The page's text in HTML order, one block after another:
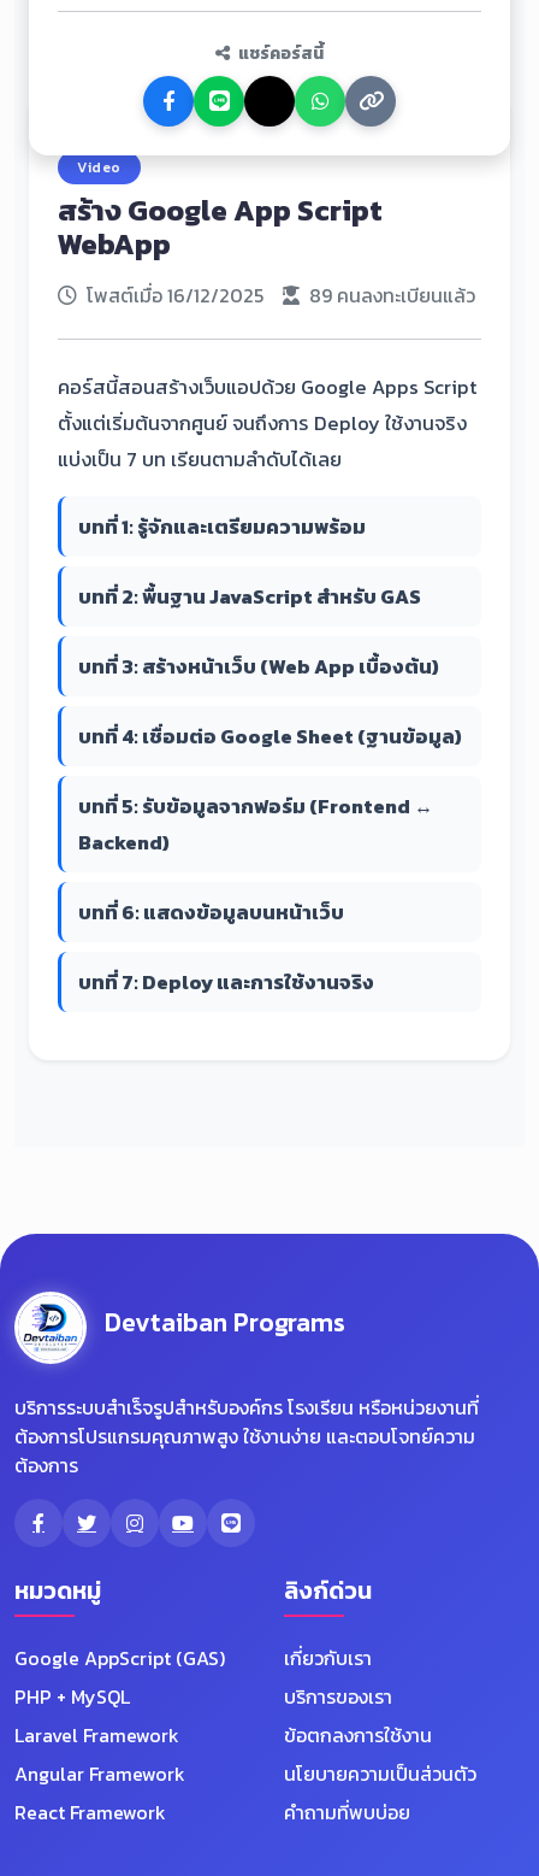
Video
สร้าง Google App Script
WebApp
โพสต์เมื่อ 16/12/2025 89 คนลงทะเบียนแล้ว
คอร์สนี้สอนสร้างเว็บแอปด้วย Google Apps Script
ตั้งแต่เริ่มต้นจากศูนย์ จนถึงการ Deploy ใช้งานจริง
แบ่งเป็น 7 บท เรียนตามลำดับได้เลย
บทที่ 1: รู้จักและเตรียมความพร้อม
บทที่ 2: พื้นฐาน JavaScript สำหรับ GAS
บทที่ 3: สร้างหน้าเว็บ (Web App เบื้องต้น)
บทที่ 4: เชื่อมต่อ Google Sheet (ฐานข้อมูล)
บทที่ 5: รับข้อมูลจากฟอร์ม (Frontend ↔
Backend)
บทที่ 6: แสดงข้อมูลบนหน้าเว็บ
บทที่ 7: Deploy และการใช้งานจริง
แชร์คอร์สนี้
Devtaiban Programs
บริการระบบสำเร็จรูปสำหรับองค์กร โรงเรียน หรือหน่วยงานที่
ต้องการโปรแกรมคุณภาพสูง ใช้งานง่าย และตอบโจทย์ความ
ต้องการ
หมวดหมู่
Google AppScript (GAS)
PHP + MySQL
Laravel Framework
Angular Framework
React Framework
ลิงก์ด่วน
เกี่ยวกับเรา
บริการของเรา
ข้อตกลงการใช้งาน
นโยบายความเป็นส่วนตัว
คำถามที่พบบ่อย